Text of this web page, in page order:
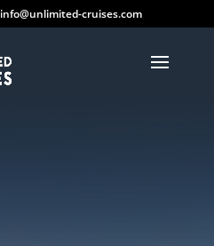
info@unlimited-cruises.com